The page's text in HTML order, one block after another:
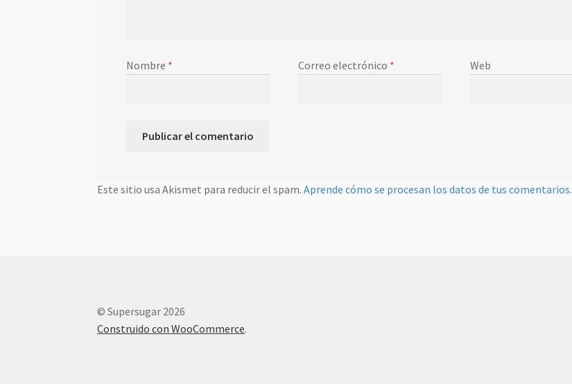
Nombre * Correo electrónico * Web
Este sitio usa Akismet para reducir el spam.Aprende cómo se procesan los datos de tus comentarios.
© Supersugar 2026
Construido con WooCommerce.